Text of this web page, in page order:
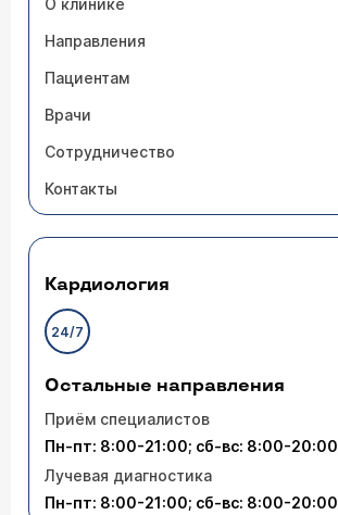
О клинике
Направления
Пациентам
Врачи
Сотрудничество
Контакты
Кардиология
24/7
Остальные направления
Приём специалистов
Пн-пт: 8:00-21:00; сб-вс: 8:00-20:00
Лучевая диагностика
Пн-пт: 8:00-21:00; сб-вс: 8:00-20:00